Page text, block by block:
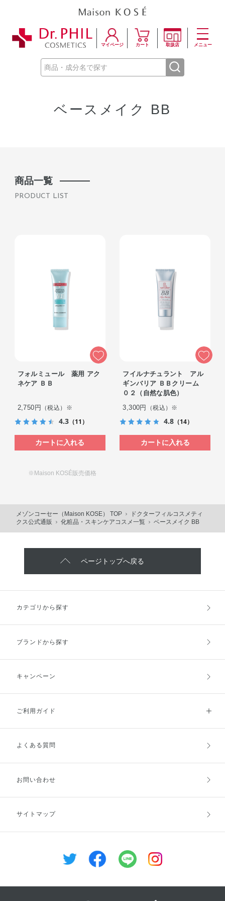
マイページ カート 取扱店 メニュー
ベースメイク BB
商品一覧
PRODUCT LIST
フォルミュール 薬用 アク
ネケア ＢＢ
2,750円 （税込）※
4.3（11）
カートに入れる
フイルナチュラント アル
ギンバリア ＢＢクリーム
０２（自然な肌色）
3,300円
（税込）※
4.8 （14）
カートに入れる
※Maison KOSÉ販売価格
メゾンコーセー（Maison KOSE） TOP
ドクターフィルコスメティ
クス公式通販
化粧品・スキンケアコスメ一覧 ベースメイク BB
ページトップへ戻る
カテゴリから探す
ブランドから探す
キャンペーン
ご利用ガイド
ご利用ガイドトップ
お支払方法
キャンセル・返品・交換
よくある質問
お問い合わせ
サイトマップ